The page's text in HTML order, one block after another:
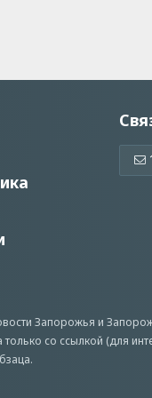
Запорожья и
со ссылкой (для